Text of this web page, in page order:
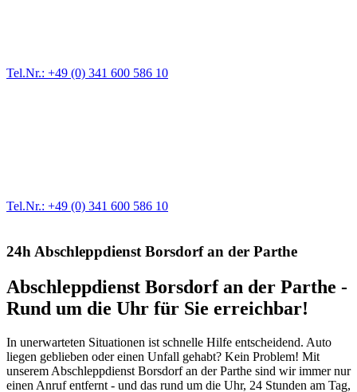
Tel.Nr.: +49 (0) 341 600 586 10
Tel.Nr.: +49 (0) 341 600 586 10
24h Abschleppdienst Borsdorf an der Parthe
Abschleppdienst Borsdorf an der Parthe -
Rund um die Uhr für Sie erreichbar!
In unerwarteten Situationen ist schnelle Hilfe entscheidend. Auto
liegen geblieben oder einen Unfall gehabt? Kein Problem! Mit
unserem Abschleppdienst Borsdorf an der Parthe sind wir immer nur
einen Anruf entfernt - und das rund um die Uhr, 24 Stunden am Tag,